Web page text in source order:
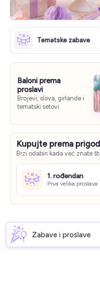
Tematske zabave
Baloni prema
proslavi
Brojevi, slova, girlande i
tematski setovi.
Kupujte prema
Brzi odabiri kada već znate
1. rođendan
Prva velika proslava
Zabave i proslave